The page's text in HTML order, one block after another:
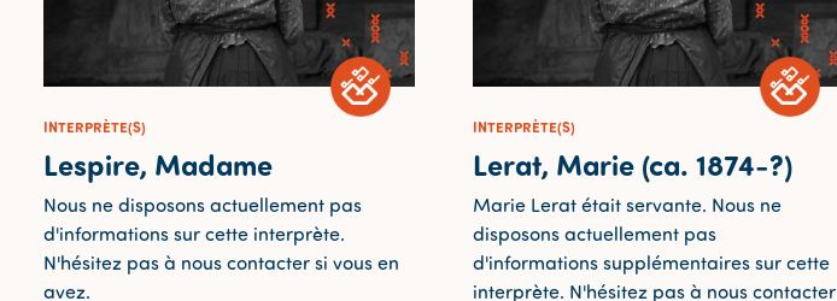
INTERPRÈTE(S)
Lespire, Madame
Nous ne disposons actuellement pas
d'informations sur cette interprète.
N'hésitez pas à nous contacter si vous en
avez.
INTERPRÈTE(S)
Lerat, Marie (ca. 1874-?)
Marie Lerat était servante. Nous ne
disposons actuellement pas
d'informations supplémentaires sur cette
interprète. N'hésitez pas à nous contacter